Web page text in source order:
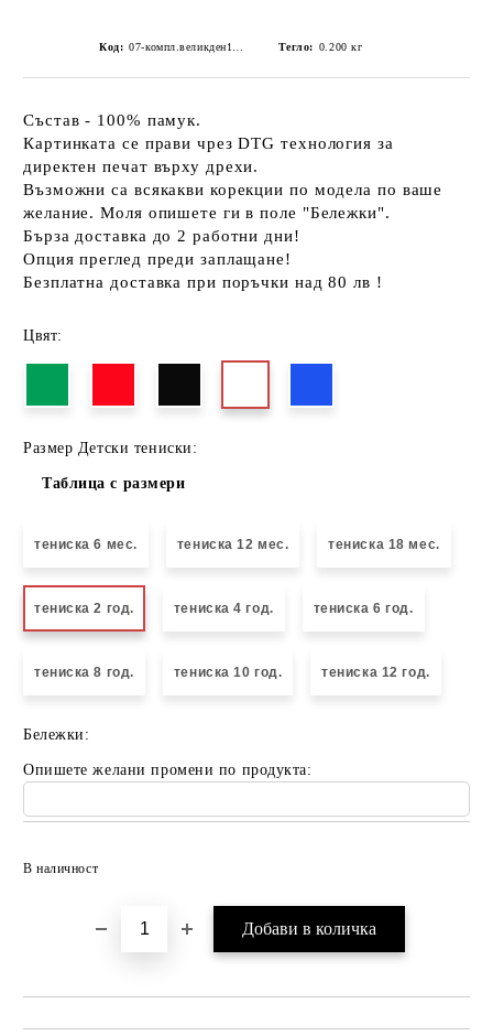
Код: Тегло: 0.200 кг
Състав - 100% памук.
Картинката се прави чрез DTG технология за
директен печат върху дрехи.
Възможни са всякакви корекции по модела по ваше
желание. Моля опишете ги в поле "Бележки".
Бърза доставка до 2 работни дни!
Опция преглед преди заплащане!
Безплатна доставка при поръчки над 80 лв !
Цвят:
Размер Детски тениски:
Таблица с размери
тениска 6 мес. тениска 12 мес. тениска 18 мес.
тениска 2 год. тениска 4 год. тениска 6 год.
тениска 8 год. тениска 10 год. тениска 12 год.
Бележки:
Опишете желани промени по продукта:
В наличност